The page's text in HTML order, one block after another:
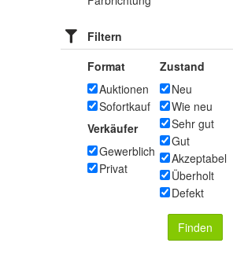
Filtern
Format
Auktionen
Sofortkauf
Verkäufer
Gewerblich
Privat
Zustand
Neu
Wie neu
Sehr gut
Gut
Akzeptabel
Überholt
Defekt
Finden